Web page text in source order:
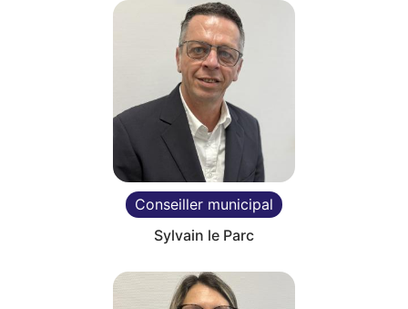
Conseiller municipal
Sylvain le Parc